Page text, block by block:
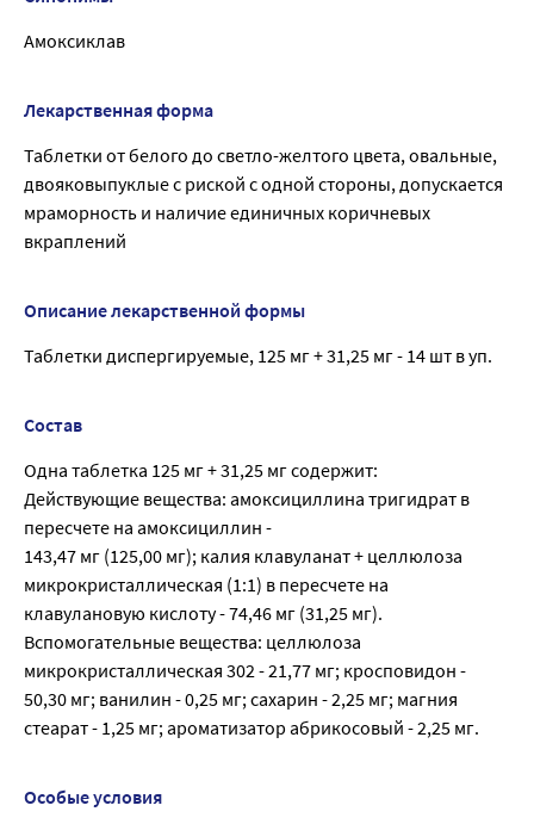
Амоксиклав
Лекарственная форма
Таблетки от белого до светло-желтого цвета, овальные,
двояковыпуклые с риской с одной стороны, допускается
мраморность и наличие единичных коричневых
вкраплений
Описание лекарственной формы
Таблетки диспергируемые, 125 мг + 31,25 мг - 14 шт в уп.
Состав
Одна таблетка 125 мг + 31,25 мг содержит:
Действующие вещества: амоксициллина тригидрат в
пересчете на амоксициллин -
143,47 мг (125,00 мг); калия клавуланат + целлюлоза
микрокристаллическая (1:1) в пересчете на
клавулановую кислоту - 74,46 мг (31,25 мг).
Вспомогательные вещества: целлюлоза
микрокристаллическая 302 - 21,77 мг; кросповидон -
50,30 мг; ванилин - 0,25 мг; сахарин - 2,25 мг; магния
стеарат - 1,25 мг; ароматизатор абрикосовый - 2,25 мг.
Особые условия